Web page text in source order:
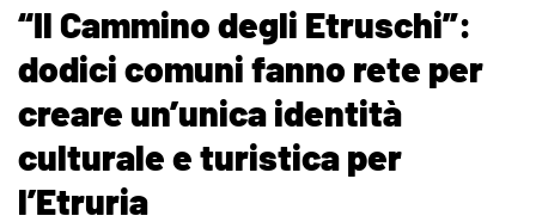
“Il Cammino degli Etruschi”:
dodici comuni fanno rete per
creare un’unica identità
culturale e turistica per
l’Etruria